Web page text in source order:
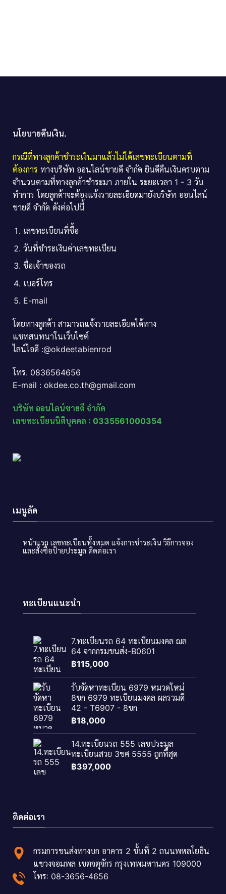
นโยบายคืนเงิน.
กรณีที่ทางลูกค้าชำระเงินมาแล้วไม่ได้เลขทะเบียนตามที่
ต้องการ ทางบริษัท ออนไลน์ขายดี จำกัด ยินดีคืนเงินครบตาม
จำนวนตามที่ทางลูกค้าชำระมา ภายใน ระยะเวลา 1 - 3 วัน
ทำการ โดยลูกค้าจะต้องแจ้งรายละเอียดมายังบริษัท ออนไลน์
ขายดี จำกัด ดังต่อไปนี้
เลขทะเบียนที่ซื้อ
วันที่ชำระเงินค่าเลขทะเบียน
ชื่อเจ้าของรถ
เบอร์โทร
E-mail
โดยทางลูกค้า สามารถแจ้งรายละเอียดได้ทาง
แชทสนทนาในเว็บไซต์
ไลน์ไอดี :@okdeetabienrod
โทร. 0836564656
E-mail : okdee.co.th@gmail.com
บริษัท ออนไลน์ขายดี จำกัด
เลขทะเบียนนิติบุคคล : 0335561000354
เมนูลัด
หน้าแรก เลขทะเบียนทั้งหมด แจ้งการชำระเงิน วิธีการจอง
และสั่งซื้อป้ายประมูล ติดต่อเรา
ทะเบียนแนะนำ
7.ทะเบียนรถ 64 ทะเบียนมงคล ฌล
64 จากกรมขนส่ง-B0601
฿115,000
รับจัดหาทะเบียน 6979 หมวดใหม่
8ขก 6979 ทะเบียนมงคล ผลรวมดี
42 - T6907 - 8ขก
฿18,000
14.ทะเบียนรถ 555 เลขประมูล
ทะเบียนสวย 3ขศ 5555 ถูกที่สุด
฿397,000
ติดต่อเรา
กรมการขนส่งทางบก อาคาร 2 ชั้นที่ 2 ถนนพหลโยธิน
แขวงจอมพล เขตจตุจักร กรุงเทพมหานคร 109000
โทร: 08-3656-4656